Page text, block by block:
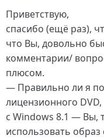
Приветствую,
спасибо (ещё раз),
что Вы, довольно
комментарии/
плюсом.
— Правильно ли я
лицензионного DVD,
с Windows 8.1 — Вы,
использовать